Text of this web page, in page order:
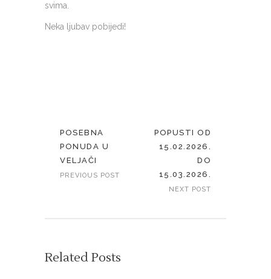
svima.
Neka ljubav pobijedi!
POSEBNA
PONUDA U
VELJAČI
PREVIOUS POST
POPUSTI OD
15.02.2026.
DO
15.03.2026.
NEXT POST
Related Posts